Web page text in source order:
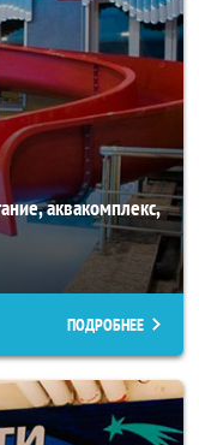
аквакомплекс,
ПОДРОБНЕЕ